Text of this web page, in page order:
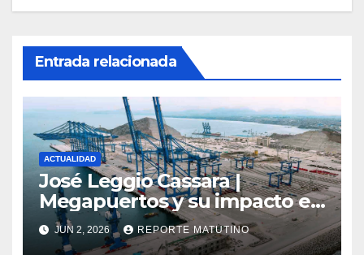
Entrada relacionada
ACTUALIDAD
José Leggio Cassara |
Megapuertos y su impacto en
el turismo y el comercio
global
JUN 2, 2026 REPORTE MATUTINO